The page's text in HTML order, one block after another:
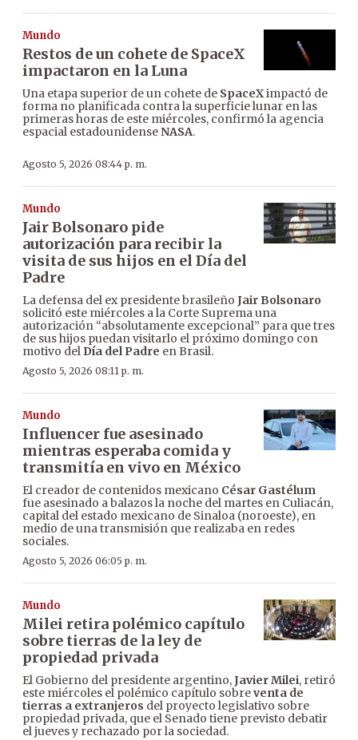
Mundo
Restos de un cohete de SpaceX
impactaron en la Luna
Una etapa superior de un cohete de SpaceXimpactó de
forma no planificada contra la superficie lunar en las
primeras horas de este miércoles, confirmó la agencia
espacial estadounidenseNASA.
Agosto 5, 2026 08:44 p. m.
Mundo
Jair Bolsonaro pide
autorización para recibir la
visita de sus hijos en el Día del
Padre
La defensa del ex presidente brasileño Jair Bolsonaro
solicitó este miércoles a la Corte Suprema una
autorización “absolutamente excepcional” para que tres
de sus hijos puedan visitarlo el próximo domingo con
motivo del Día del Padre en Brasil.
Agosto 5, 2026 08:11 p. m.
Mundo
Influencer fue asesinado
mientras esperaba comida y
transmitía en vivo en México
El creador de contenidos mexicano César Gastélum
fue asesinado a balazos la noche del martes en Culiacán,
capital del estado mexicano de Sinaloa (noroeste), en
medio de una transmisión que realizaba en redes
sociales.
Agosto 5, 2026 06:05 p. m.
Mundo
Milei retira polémico capítulo
sobre tierras de la ley de
propiedad privada
El Gobierno del presidente argentino,Javier Milei, retiró
este miércoles el polémico capítulo sobreventa de
tierras a extranjeros del proyecto legislativo sobre
propiedad privada, que el Senado tiene previsto debatir
el jueves y rechazado por la sociedad.